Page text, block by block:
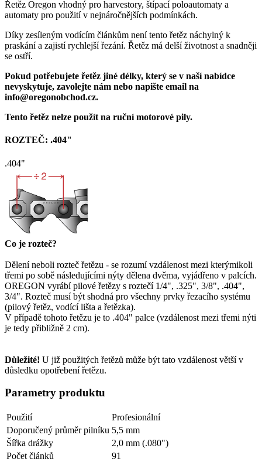
Řetěz Oregon vhodný pro harvestory, štípací poloautomaty a
automaty pro použití v nejnáročnějších podmínkách.
Díky zesíleným vodícím článkům není tento řetěz náchylný k
praskání a zajistí rychlejší řezání. Řetěz má delší životnost a snadněji
se ostří.
Pokud potřebujete řetěz jiné délky, který se v naší nabídce
nevyskytuje, zavolejte nám nebo napište email na
info@oregonobchod.cz.
Tento řetěz nelze použít na ruční motorové pily.
ROZTEČ: .404"
.404"
Co je rozteč?
Dělení neboli rozteč řetězu - se rozumí vzdálenost mezi kterýmikoli
třemi po sobě následujícími nýty dělena dvěma, vyjádřeno v palcích.
OREGON vyrábí pilové řetězy s roztečí 1/4", .325", 3/8", .404",
3/4". Rozteč musí být shodná pro všechny prvky řezacího systému
(pilový řetěz, vodící lišta a řetězka).
V případě tohoto řetězu je to .404" palce (vzdálenost mezi třemi nýti
je tedy přibližně 2 cm).
Důležité! U již použitých řetězů může být tato vzdálenost větší v
důsledku opotřebení řetězu.
Parametry produktu
Použití
Profesionální
Doporučený průměr pilníku 5,5 mm
Šířka drážky
2,0 mm (.080")
Počet článků
91